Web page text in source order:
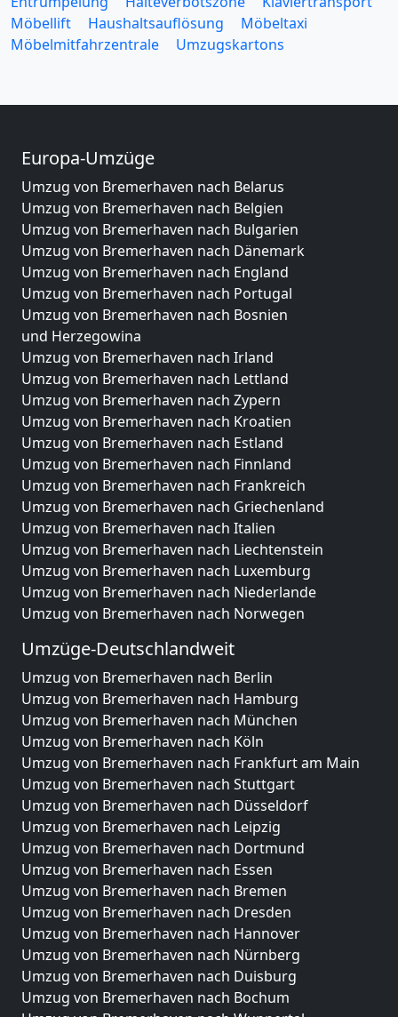
Möbellift
Haushaltsauflösung
Möbeltaxi
Möbelmitfahrzentrale
Umzugskartons
Europa-Umzüge
Umzug von Bremerhaven nach Belarus
Umzug von Bremerhaven nach Belgien
Umzug von Bremerhaven nach Bulgarien
Umzug von Bremerhaven nach Dänemark
Umzug von Bremerhaven nach England
Umzug von Bremerhaven nach Portugal
Umzug von Bremerhaven nach Bosnien
und Herzegowina
Umzug von Bremerhaven nach Irland
Umzug von Bremerhaven nach Lettland
Umzug von Bremerhaven nach Zypern
Umzug von Bremerhaven nach Kroatien
Umzug von Bremerhaven nach Estland
Umzug von Bremerhaven nach Finnland
Umzug von Bremerhaven nach Frankreich
Umzug von Bremerhaven nach Griechenland
Umzug von Bremerhaven nach Italien
Umzug von Bremerhaven nach Liechtenstein
Umzug von Bremerhaven nach Luxemburg
Umzug von Bremerhaven nach Niederlande
Umzug von Bremerhaven nach Norwegen
Umzüge-Deutschlandweit
Umzug von Bremerhaven nach Berlin
Umzug von Bremerhaven nach Hamburg
Umzug von Bremerhaven nach München
Umzug von Bremerhaven nach Köln
Umzug von Bremerhaven nach Frankfurt am Main
Umzug von Bremerhaven nach Stuttgart
Umzug von Bremerhaven nach Düsseldorf
Umzug von Bremerhaven nach Leipzig
Umzug von Bremerhaven nach Dortmund
Umzug von Bremerhaven nach Essen
Umzug von Bremerhaven nach Bremen
Umzug von Bremerhaven nach Dresden
Umzug von Bremerhaven nach Hannover
Umzug von Bremerhaven nach Nürnberg
Umzug von Bremerhaven nach Duisburg
Umzug von Bremerhaven nach Bochum